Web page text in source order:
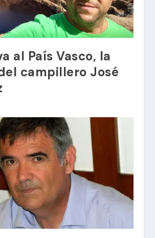
al País Vasco, la
campillero José